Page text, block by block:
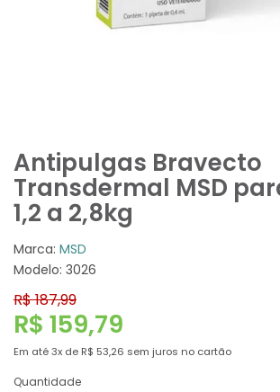
Antipulgas Bravecto
Transdermal MSD
1,2 a 2,8kg
Marca: MSD
Modelo: 3026
R$ 187,99
R$ 159,79
Em até3x de R$ 53,26 sem juros no cartão
Quantidade